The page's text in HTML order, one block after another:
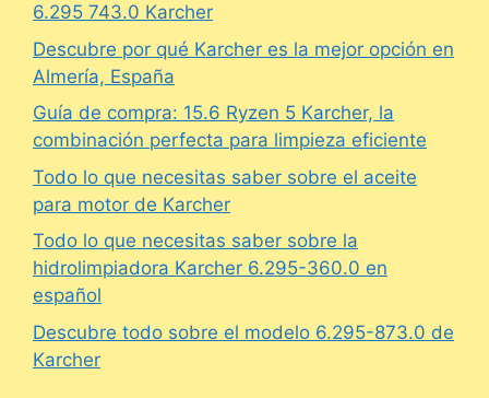
6.295 743.0 Karcher
Descubre por qué Karcher es la mejor opción en
Almería, España
Guía de compra: 15.6 Ryzen 5 Karcher, la
combinación perfecta para limpieza eficiente
Todo lo que necesitas saber sobre el aceite
para motor de Karcher
Todo lo que necesitas saber sobre la
hidrolimpiadora Karcher 6.295-360.0 en
español
Descubre todo sobre el modelo 6.295-873.0 de
Karcher